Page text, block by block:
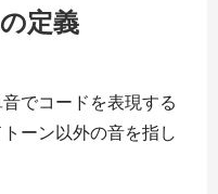
定義
でコードを表現する
ーン以外の音を指し